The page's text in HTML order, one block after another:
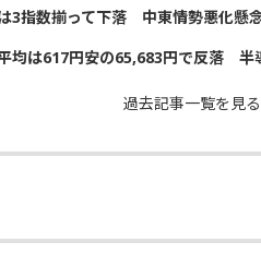
は3指数揃って下落 中東情勢悪化懸
平均は617円安の65,683円で反落
過去記事一覧を見る